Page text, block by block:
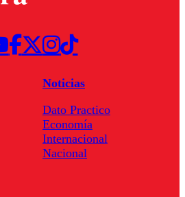
Noticias
Dato Practico
Economía
Internacional
Nacional